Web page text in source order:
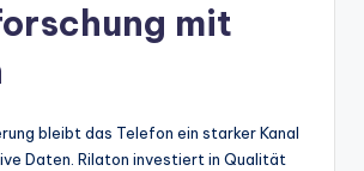
mit
bleibt das Telefon ein starker Kanal
Daten. Rilaton investiert in Qualität